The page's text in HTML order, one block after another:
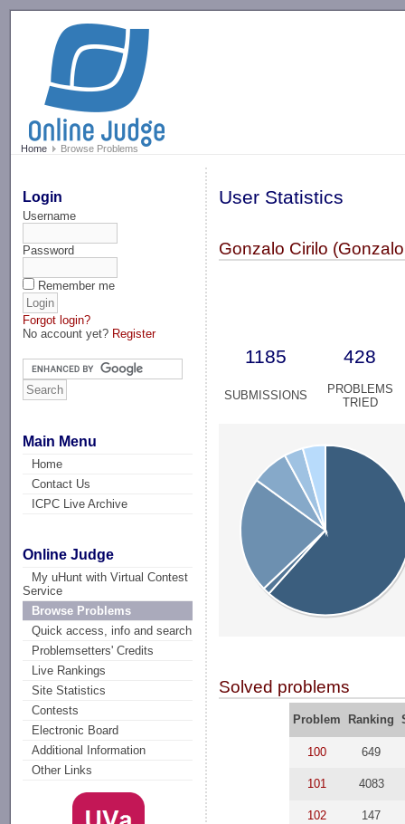
Home Browse Problems
Login
Username
Password
Remember me
Forgot login?
No account yet? Register
Main Menu
Home
Contact Us
ICPC Live Archive
Online Judge
My uHunt with Virtual Contest
Service
Browse Problems
Quick access, info and search
Problemsetters' Credits
Live Rankings
Site Statistics
Contests
Electronic Board
Additional Information
Other Links
User Statistics
Gonzalo Cirilo
1185 428
SUBMISSIONS
PROBLEMS
TRIED
Solved problems
Problem Ranking
100 649
101 4083
102 147